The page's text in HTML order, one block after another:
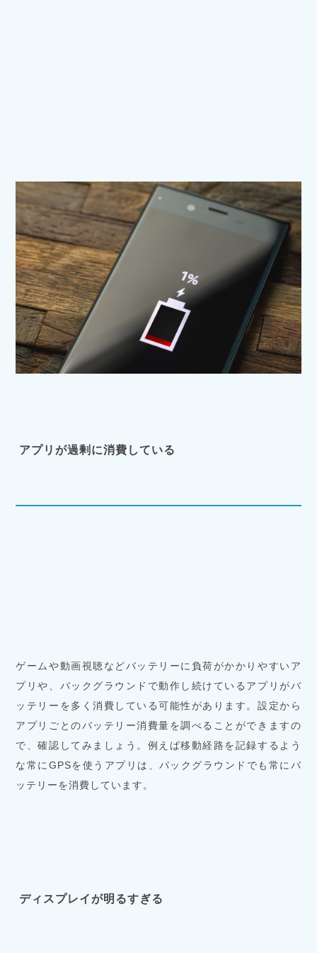
アプリが過剰に消費している
ゲームや動画視聴などバッテリーに負荷がかかりやすいア
プリや、バックグラウンドで動作し続けているアプリがバ
ッテリーを多く消費している可能性があります。設定から
アプリごとのバッテリー消費量を調べることができますの
で、確認してみましょう。例えば移動経路を記録するよう
な常にGPSを使うアプリは、バックグラウンドでも常にバ
ッテリーを消費しています。
ディスプレイが明るすぎる